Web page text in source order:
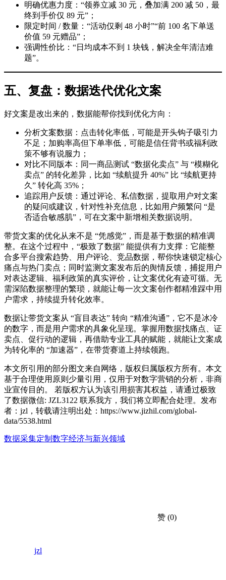
明确优惠力度：“领券立减 30 元，叠加满 200 减 50，最
终到手价仅 89 元”；
限定时间 / 数量：“活动仅剩 48 小时”“前 100 名下单送
价值 59 元赠品”；
强调性价比：“日均成本不到 1 块钱，解决全年清洁难
题”。
五、复盘：数据迭代优化文案
好文案是改出来的，数据能帮你找到优化方向：
分析文案数据：点击转化率低，可能是开头钩子吸引力
不足；加购率高但下单率低，可能是信任背书或福利政
策不够有说服力；
对比不同版本：同一商品测试 “数据化卖点” 与 “模糊化
卖点” 的转化差异，比如 “续航提升 40%” 比 “续航更持
久” 转化高 35%；
追踪用户反馈：通过评论、私信数据，提取用户对文案
的疑问或建议，针对性补充信息，比如用户频繁问 “是
否适合敏感肌”，可在文案中新增相关数据说明。
带货文案的优化从来不是 “凭感觉”，而是基于数据的精准调
整。在这个过程中，“极致了数据” 能提供有力支撑：它能整
合多平台搜索趋势、用户评论、竞品数据，帮你快速锁定核心
痛点与热门卖点；同时监测文案发布后的舆情反馈，捕捉用户
对表达逻辑、福利政策的真实评价，让文案优化有迹可循。无
需深陷数据整理的繁琐，就能让每一次文案创作都精准踩中用
户需求，持续提升转化效率。
数据让带货文案从 “盲目表达” 转向 “精准沟通”，它不是冰冷
的数字，而是用户需求的具象化呈现。掌握用数据找痛点、证
卖点、促行动的逻辑，再借助专业工具的赋能，就能让文案成
为转化率的 “加速器”，在带货赛道上持续领跑。
本文所引用的部分图文来自网络，版权归属版权方所有。本文
基于合理使用原则少量引用，仅用于对数字营销的分析，非商
业宣传目的。 若版权方认为该引用损害其权益，请通过极致
了数据微信: JZL3122 联系我方，我们将立即配合处理。发布
者：jzl，转载请注明出处： https://www.jizhil.com/global-
data/5538.html
数据采集定制 数字经济与新兴领域
赞 (0)
jzl